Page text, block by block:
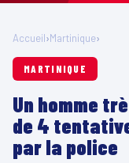
Accueil›Martinique›
MARTINIQUE
Un homme
de 4
par la police